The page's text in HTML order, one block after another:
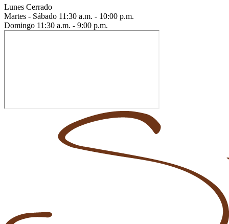
Lunes Cerrado
Martes - Sábado 11:30 a.m. - 10:00 p.m.
Domingo 11:30 a.m. - 9:00 p.m.